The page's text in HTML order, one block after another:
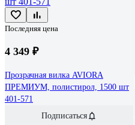
Последняя цена
4 349 ₽
Прозрачная вилка AVIORA
ПРЕМИУМ, полистирол, 1500 шт
401-571
Подписаться